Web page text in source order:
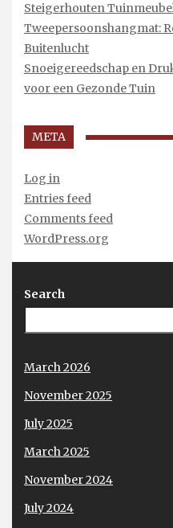
Steigerhouten
Tweepersoonshangmat:
Buitenlucht
Snoeigereedschap en
voor een Gezonde Tuin
META
Log in
Entries feed
Comments feed
WordPress.org
Search
March 2026
November 2025
July 2025
March 2025
November 2024
July 2024